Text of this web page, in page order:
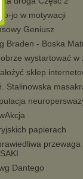
jo-jo w motywacji
Geniusz
Braden - Boska
wystartować w
sklep
Stalinowska
papierach
przewaga
Dantego